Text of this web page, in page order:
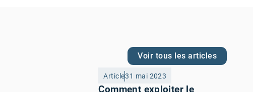
Voir tous les articles
Article31 mai 2023
Comment exploiter le